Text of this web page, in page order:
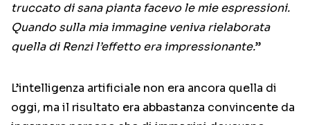
truccato di sana pianta facevo le mie espressioni.
Quando sulla mia immagine veniva rielaborata
quella di Renzi l’effetto era impressionante.”
L’intelligenza artificiale non era ancora quella di
oggi, ma il risultato era abbastanza convincente da